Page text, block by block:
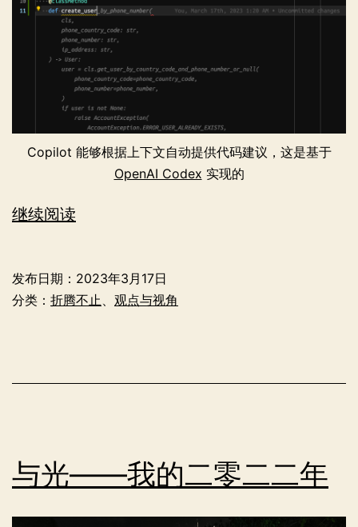
Copilot 能够根据上下文自动提供代码建议，这是基于
OpenAI Codex 实现的
继续阅读
体
发布日期： 2023年3月17日
分类： 折腾不止 观点与视角
与光——我的二零二二年